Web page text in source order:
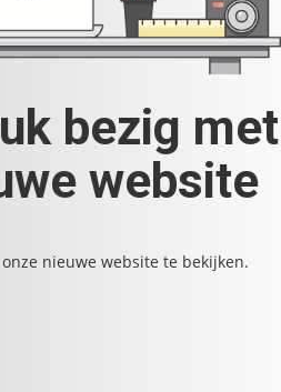
bezig met
website
nieuwe website te bekijken.